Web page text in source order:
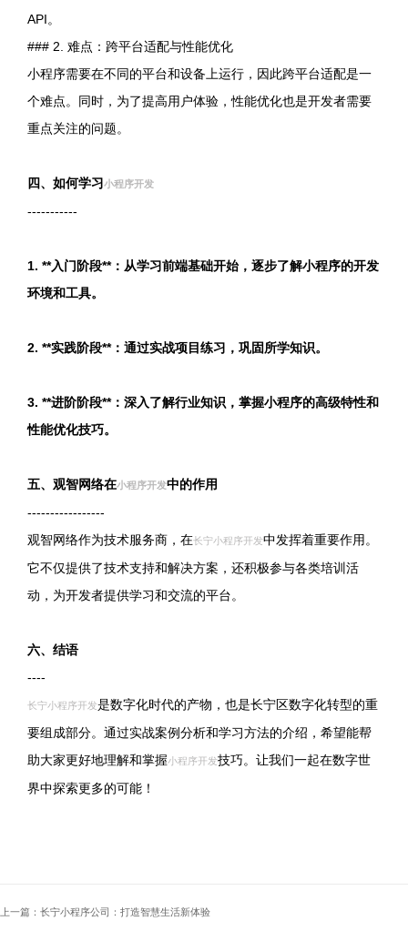
API。
### 2. 难点：跨平台适配与性能优化
小程序需要在不同的平台和设备上运行，因此跨平台适配是一
个难点。同时，为了提高用户体验，性能优化也是开发者需要
重点关注的问题。
四、如何学习小程序开发
-----------
1. **入门阶段**：从学习前端基础开始，逐步了解小程序的开发
环境和工具。
2. **实践阶段**：通过实战项目练习，巩固所学知识。
3. **进阶阶段**：深入了解行业知识，掌握小程序的高级特性和
性能优化技巧。
五、观智网络在小程序开发中的作用
-----------------
观智网络作为技术服务商，在长宁小程序开发中发挥着重要作用。
它不仅提供了技术支持和解决方案，还积极参与各类培训活
动，为开发者提供学习和交流的平台。
六、结语
----
长宁小程序开发是数字化时代的产物，也是长宁区数字化转型的重
要组成部分。通过实战案例分析和学习方法的介绍，希望能帮
助大家更好地理解和掌握小程序开发技巧。让我们一起在数字世
界中探索更多的可能！
上一篇：长宁小程序公司：打造智慧生活新体验